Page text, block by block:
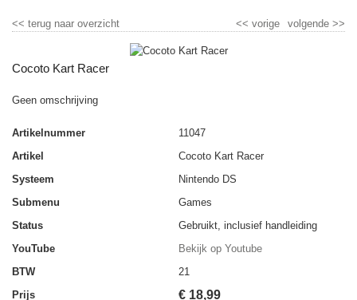
<< terug naar overzicht volgende >>
<< vorige
Cocoto Kart Racer
Geen omschrijving
Artikelnummer
11047
Artikel
Cocoto Kart Racer
Systeem
Nintendo DS
Submenu
Games
Status
Gebruikt, inclusief handleiding
YouTube
Bekijk op Youtube
BTW
21
Prijs
€ 18,99